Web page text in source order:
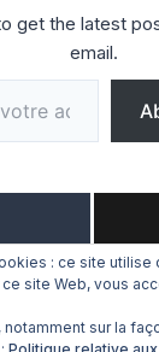
get the latest
email.
: ce site utilise
site Web, vous
notamment sur la